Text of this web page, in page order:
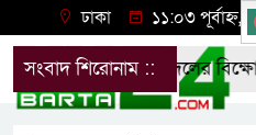
ঢাকা ১১:০৩
সংবাদ শিরোনাম ::
নোয়াখালীতে ছাত্রদলের বিক্ষোভ